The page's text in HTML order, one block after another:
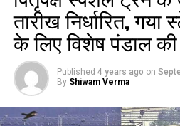
तारीख निर्धारित, गया
के लिए विशेष पंडाल की
Published 4 years ago on
By Shiwam Verma